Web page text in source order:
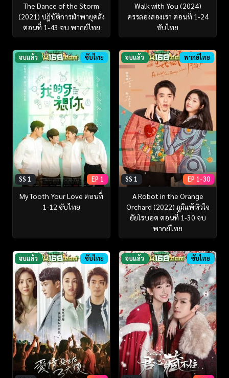
The Dance of the Storm
(2021) ปฏิบัติการฝ่าพายุคลั่ง
ตอนที่ 1-43 จบ พากย์ไทย
Walk with You (2024)
ครรลองสองเรา ตอนที่ 1-24
ซับไทย
จบแล้ว ซับไทย
SS 1 EP 1
My Tooth Your Love ตอนที่
1-12 ซับไทย
จบแล้ว พากย์ไทย
SS 1 EP 1-30
A Robot in the Orange
Orchard (2022) ภูมิแพ้หัวใจ
ยัยโรบอต ตอนที่ 1-30 จบ
พากย์ไทย
จบแล้ว ซับไทย จบแล้ว ซับไทย